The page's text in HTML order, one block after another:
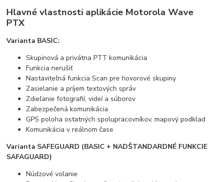
Hlavné vlastnosti aplikácie Motorola Wave
PTX
Varianta BASIC:
Skupinová a privátna PTT komunikácia
Funkcia nerušiť
Nastaviteľná funkcia Scan pre hovorové skupiny
Zasielanie a príjem textových správ
Zdieľanie fotografií, videí a súborov
Zabezpečená komunikácia
GPS poloha ostatných spolupracovníkov, mapový podklad
Komunikácia v reálnom čase
Varianta SAFEGUARD (BASIC + NADŠTANDARDNÉ FUNKCIE
SAFAGUARD)
Núdzové volanie